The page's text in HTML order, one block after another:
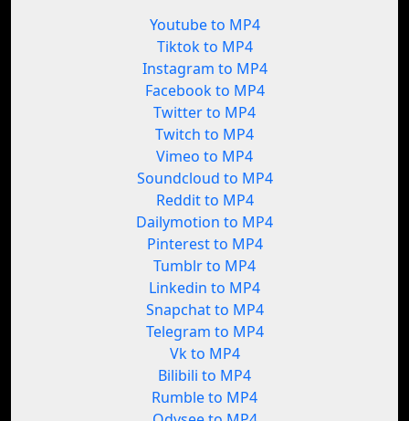
Youtube to MP4
Tiktok to MP4
Instagram to MP4
Facebook to MP4
Twitter to MP4
Twitch to MP4
Vimeo to MP4
Soundcloud to MP4
Reddit to MP4
Dailymotion to MP4
Pinterest to MP4
Tumblr to MP4
Linkedin to MP4
Snapchat to MP4
Telegram to MP4
Vk to MP4
Bilibili to MP4
Rumble to MP4